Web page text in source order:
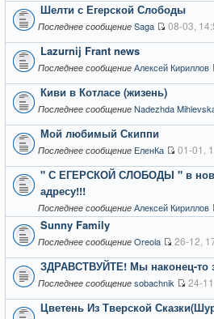
Шелти с Егерской Слободы
Последнее сообщение Saga 08-03,
Lazurnij Frant news
Последнее сообщение Алексей Кириллов
Киви в Котласе (жизень)
Последнее сообщение Nadezhda
Мой любимый Скиппи
Последнее сообщение ЕленКа 01-01,
" С ЕГЕРСКОЙ СЛОБОДЫ " в
адресу!!!
Последнее сообщение Алексей Кириллов
Sunny Family
Последнее сообщение Oreola 26-12,
ЗДРАВСТВУЙТЕ! Мы наконец-то
Последнее сообщение sobachnik 24-
Цветень Из Тверской